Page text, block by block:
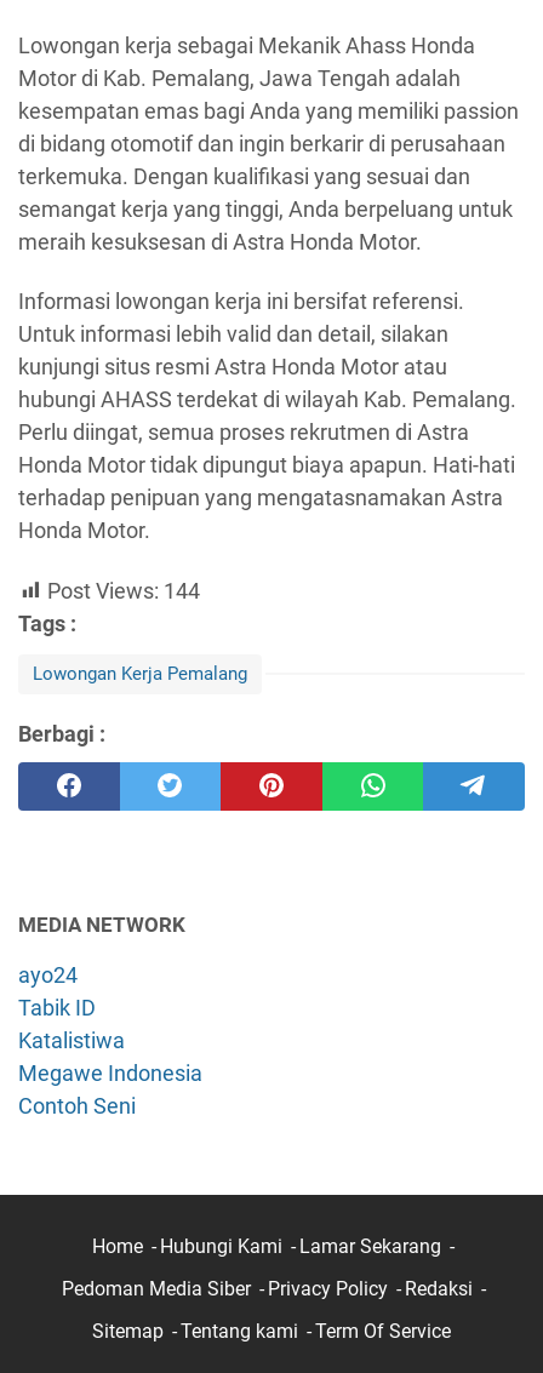
Lowongan kerja sebagai Mekanik Ahass Honda
Motor di Kab. Pemalang, Jawa Tengah adalah
kesempatan emas bagi Anda yang memiliki passion
di bidang otomotif dan ingin berkarir di perusahaan
terkemuka. Dengan kualifikasi yang sesuai dan
semangat kerja yang tinggi, Anda berpeluang untuk
meraih kesuksesan di Astra Honda Motor.
Informasi lowongan kerja ini bersifat referensi.
Untuk informasi lebih valid dan detail, silakan
kunjungi situs resmi Astra Honda Motor atau
hubungi AHASS terdekat di wilayah Kab. Pemalang.
Perlu diingat, semua proses rekrutmen di Astra
Honda Motor tidak dipungut biaya apapun. Hati-hati
terhadap penipuan yang mengatasnamakan Astra
Honda Motor.
Post Views: 144
Tags :
Lowongan Kerja Pemalang
Berbagi :
MEDIA NETWORK
ayo24
Tabik ID
Katalistiwa
Megawe Indonesia
Contoh Seni
Home Hubungi Kami
Lamar Sekarang
Pedoman Media Siber
Privacy Policy
Redaksi
Sitemap
Tentang kami Term Of Service